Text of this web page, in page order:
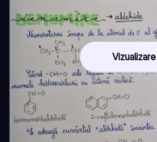
Vizualizare